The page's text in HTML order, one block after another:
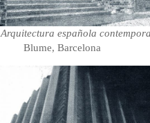
Arquitectura española
Blume, Barcelona